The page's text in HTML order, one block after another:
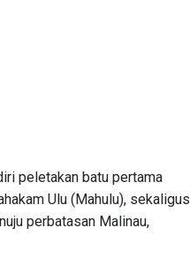
peletakan batu pertama
Ulu (Mahulu), sekaligus
perbatasan Malinau,